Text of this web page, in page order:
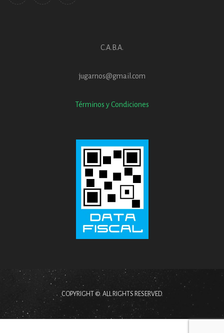
C.A.B.A.
jugarnos@gmail.com
Términos y Condiciones
COPYRIGHT ©. ALL RIGHTS RESERVED.